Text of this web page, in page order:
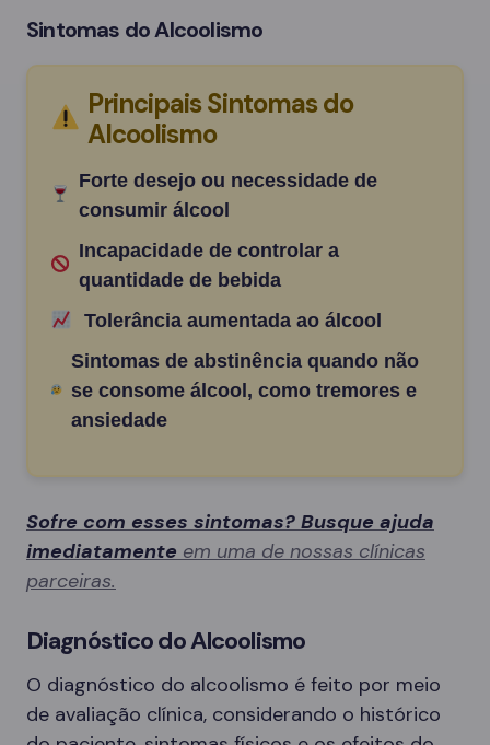
Sintomas do Alcoolismo
Principais Sintomas do
Alcoolismo
Forte desejo ou necessidade de
consumir álcool
Incapacidade de controlar a
quantidade de bebida
Tolerância aumentada ao álcool
Sintomas de abstinência quando não
se consome álcool, como tremores e
ansiedade
Sofre com esses sintomas? Busque ajuda
imediatamente em uma de nossas clínicas
parceiras.
Diagnóstico do Alcoolismo
O diagnóstico do alcoolismo é feito por meio
de avaliação clínica, considerando o histórico